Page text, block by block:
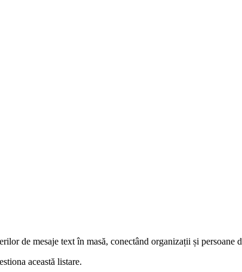
de mesaje text în masă, conectând organizații și persoane
această listare.